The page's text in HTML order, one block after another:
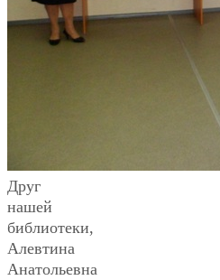
Друг
нашей
библиотеки,
Алевтина
Анатольевна